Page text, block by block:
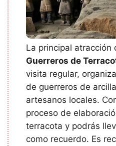
La principal atracción
Guerreros de
visita regular,
de guerreros de
artesanos locales.
proceso de
terracota y podrás
como recuerdo. Es